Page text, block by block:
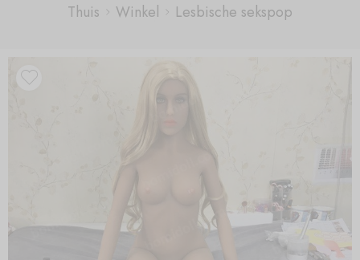
Thuis Winkel Lesbische sekspop